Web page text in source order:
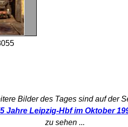
Bilder des Tages sind auf der
Jahre Leipzig-Hbf im Oktober
zu sehen ...